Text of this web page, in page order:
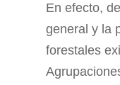
En efecto,
general y la
forestales